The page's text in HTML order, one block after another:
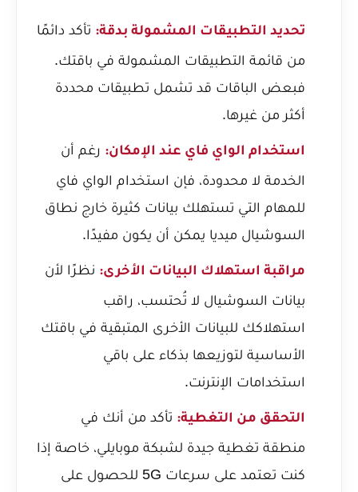
تحديد التطبيقات المشمولة بدقة: تأكد دائمًا
من قائمة التطبيقات المشمولة في باقتك.
فبعض الباقات قد تشمل تطبيقات محددة
أكثر من غيرها.
استخدام الواي فاي عند الإمكان: رغم أن
الخدمة لا محدودة، فإن استخدام الواي فاي
للمهام التي تستهلك بيانات كثيرة خارج نطاق
السوشيال ميديا يمكن أن يكون مفيدًا.
مراقبة استهلاك البيانات الأخرى: نظرًا لأن
بيانات السوشيال لا تُحتسب، راقب
استهلاكك للبيانات الأخرى المتبقية في باقتك
الأساسية لتوزيعها بذكاء على باقي
استخدامات الإنترنت.
التحقق من التغطية: تأكد من أنك في
منطقة تغطية جيدة لشبكة موبايلي، خاصة إذا
كنت تعتمد على سرعات 5G للحصول على